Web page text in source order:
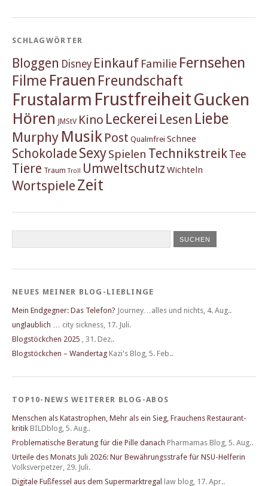
SCHLAGWÖRTER
Bloggen Disney Einkauf Familie Fernsehen
Filme Frauen Freundschaft
Frustalarm FrustfreiheitGucken
Hören JMStV Kino Leckerei Lesen Liebe
Murphy Musik Post Qualmfrei Schnee
Schokolade SexySpielen Technikstreik Tee
Tiere Traum Troll Umweltschutz Wichteln
Wortspiele Zeit
NEUES MEINER BLOG-LIEBLINGE
Mein Endgegner: Das Telefon? Journey…alles und nichts 4. Aug..
unglaublich …
city sickness 17. Juli.
Blogstöckchen 2025
31. Dez..
Blogstöckchen – Wandertag Kazi's Blog 5. Feb..
TOP10-NEWS WEITERER BLOG-ABOS
Menschen als Katastrophen, Mehr als ein Sieg, Frau­chens Restau­rant­
kritik BILDblog 5. Aug..
Problematische Beratung für die Pille danach Pharmamas Blog 5. Aug..
Urteile des Monats Juli 2026: Nur Bewährungsstrafe für NSU-Helferin
Volksverpetzer 29. Juli.
Digitale Fußfessel aus dem Supermarktregal
law blog 17. Apr..